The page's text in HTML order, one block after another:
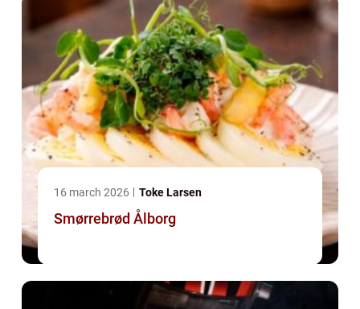
16 march 2026 Toke Larsen
Smørrebrød Ålborg